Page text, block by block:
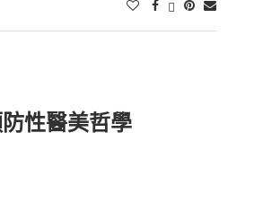
性醫美哲學